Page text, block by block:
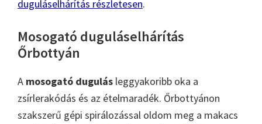
duguláselhárítás részletesen.
Mosogató duguláselhárítás
Őrbottyán
A mosogató dugulás leggyakoribb oka a
zsírlerakódás és az ételmaradék. Őrbottyánon
szakszerű gépi spirálozással oldom meg a makacs